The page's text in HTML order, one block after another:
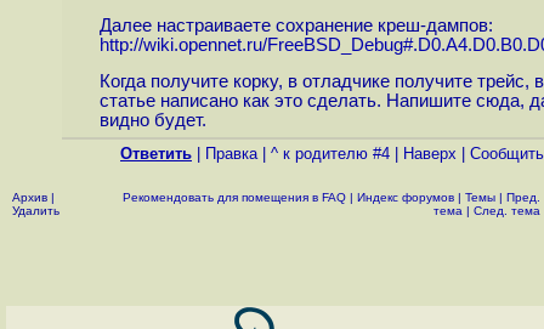
Далее настраиваете сохранение креш-дампов:
http://wiki.opennet.ru/
Когда получите корку, в отладчике получите трейс,
статье написано как это сделать. Напишите сюда,
видно будет.
Ответить Правка| ^ к родителю #4 Наверх
Архив |
Удалить
Рекомендовать для помещения в FAQ | Индекс форумов | Темы | Пред.
тема | След. тема